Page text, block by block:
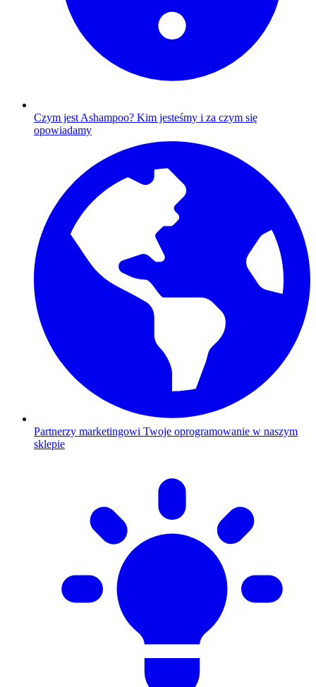
Czym jest Ashampoo? Kim jesteśmy i za czym się
opowiadamy
Partnerzy marketingowi Twoje oprogramowanie w naszym
sklepie